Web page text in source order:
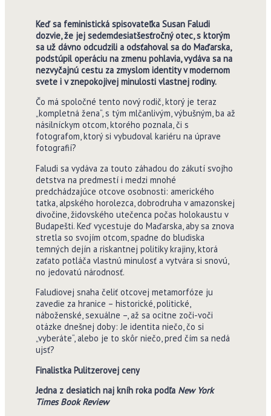
Keď sa feministická spisovateľka Susan Faludi
dozvie, že jej sedemdesiatšesťročný otec, s ktorým
sa už dávno odcudzili a odsťahoval sa do Maďarska,
podstúpil operáciu na zmenu pohlavia, vydáva sa na
nezvyčajnú cestu za zmyslom identity v modernom
svete i v znepokojivej minulosti vlastnej rodiny.
Čo má spoločné tento nový rodič, ktorý je teraz
„kompletná žena“, s tým mlčanlivým, výbušným, ba až
násilníckym otcom, ktorého poznala, či s
fotografom, ktorý si vybudoval kariéru na úprave
fotografií?
Faludi sa vydáva za touto záhadou do zákutí svojho
detstva na predmestí i medzi mnohé
predchádzajúce otcove osobnosti: amerického
tatka, alpského horolezca, dobrodruha v amazonskej
divočine, židovského utečenca počas holokaustu v
Budapešti. Keď vycestuje do Maďarska, aby sa znova
stretla so svojím otcom, spadne do bludiska
temných dejín a riskantnej politiky krajiny, ktorá
zaťato potláča vlastnú minulosť a vytvára si snovú,
no jedovatú národnosť.
Faludiovej snaha čeliť otcovej metamorfóze ju
zavedie za hranice – historické, politické,
náboženské, sexuálne –, až sa ocitne zoči-voči
otázke dnešnej doby: Je identita niečo, čo si
„vyberáte“, alebo je to skôr niečo, pred čím sa nedá
ujsť?
Finalistka Pulitzerovej ceny
Jedna z desiatich naj kníh roka podľa New York
Times Book Review